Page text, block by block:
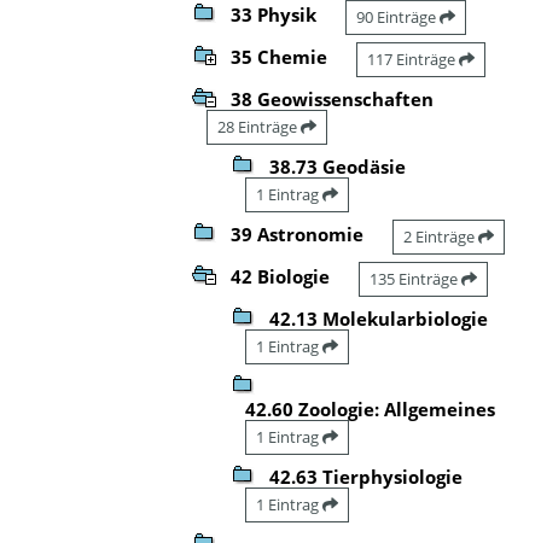
33 Physik 90 Einträge
35 Chemie 117 Einträge
38 Geowissenschaften
28 Einträge
38.73 Geodäsie
1 Eintrag
39 Astronomie 2 Einträge
42 Biologie 135 Einträge
42.13 Molekularbiologie
1 Eintrag
42.60 Zoologie: Allgemeines
1 Eintrag
42.63 Tierphysiologie
1 Eintrag